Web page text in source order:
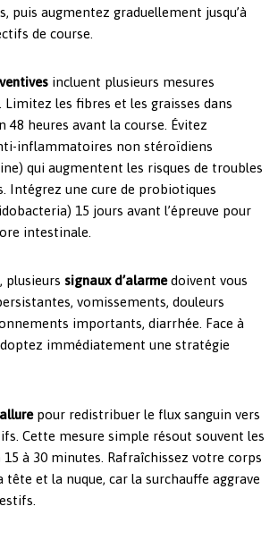
puis augmentez graduellement jusqu’à
de course.
incluent plusieurs mesures
les fibres et les graisses dans
heures avant la course. Évitez
inflammatoires non stéroïdiens
qui augmentent les risques de troubles
Intégrez une cure de probiotiques
15 jours avant l’épreuve pour
intestinale.
plusieurs signaux d’alarmedoivent vous
vomissements, douleurs
importants, diarrhée. Face à
immédiatement une stratégie
pour redistribuer le flux sanguin vers
Cette mesure simple résout souvent les
à 30 minutes. Rafraîchissez votre corps
tête et la nuque, car la surchauffe aggrave